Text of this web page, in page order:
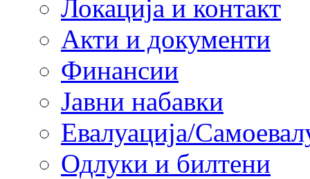
Локација и контакт
Акти и документи
Финансии
Јавни набавки
Евалуација/
Одлуки и билтени